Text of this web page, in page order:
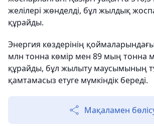
желілері жөнделді, бұл жылдық
құрайды.
Энергия көздерінің
млн тонна көмір мен 89 мың тонна
құрайды, бұл жылыту маусымының
қамтамасыз етуге мүмкіндік береді.
Мақаламен